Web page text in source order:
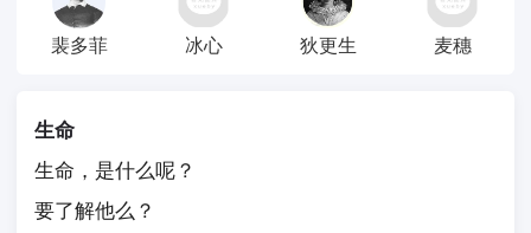
裴多菲 冰心 狄更生 麦穗
生命
生命，是什么呢？
要了解他么？